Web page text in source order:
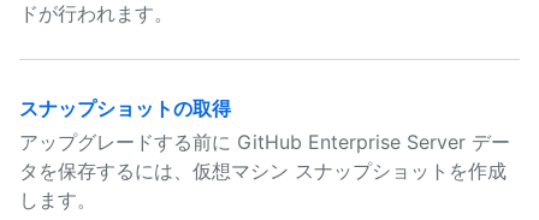
ドが行われます。
スナップショットの取得
アップグレードする前に GitHub Enterprise Server デー
タを保存するには、仮想マシン スナップショットを作成
します。